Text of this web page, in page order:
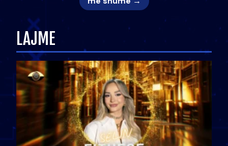
LAJME